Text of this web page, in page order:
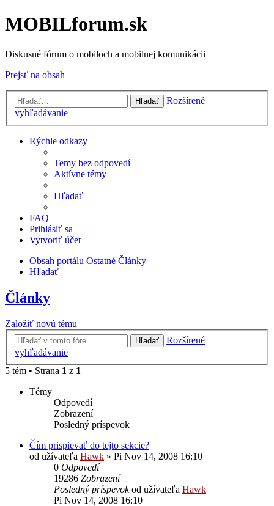
MOBILforum.sk
Diskusné fórum o mobiloch a mobilnej komunikácii
Prejsť na obsah
Hľadať
Rozšírené
vyhľadávanie
Rýchle odkazy
Temy bez odpovedí
Aktívne témy
Hľadať
FAQ
Prihlásiť sa
Vytvoriť účet
Obsah portálu Ostatné Články
Hľadať
Články
Založiť novú tému
Hľadať
Rozšírené
vyhľadávanie
5 tém • Strana 1 z 1
Témy
Odpovedí
Zobrazení
Posledný príspevok
Čím prispievať do tejto sekcie?
od užívateľa Hawk » Pi Nov 14, 2008 16:10
0 Odpovedí
19286 Zobrazení
Posledný príspevokod užívateľa Hawk
Pi Nov 14, 2008 16:10